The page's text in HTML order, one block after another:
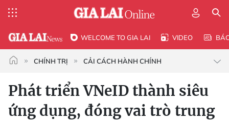
WELCOME TO GIA LAI VIDEO
CHÍNH TRỊ CẢI CÁCH HÀNH CHÍNH
Phát triển VNeID thành siêu
ứng dụng, đóng vai trò trung